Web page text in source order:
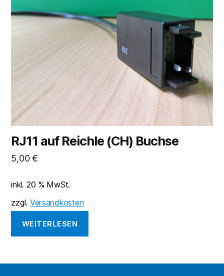
RJ11 auf Reichle (CH) Buchse
5,00€
inkl. 20 % MwSt.
zzgl. Versandkosten
WEITERLESEN